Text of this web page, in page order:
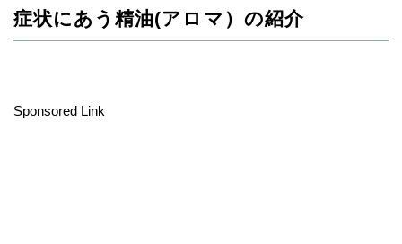
症状にあう精油(アロマ）の紹介
Sponsored Link